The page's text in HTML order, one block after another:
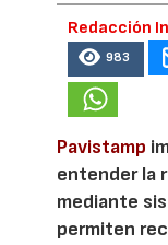
Redacción
983
Pavistamp
entender la
mediante
permiten